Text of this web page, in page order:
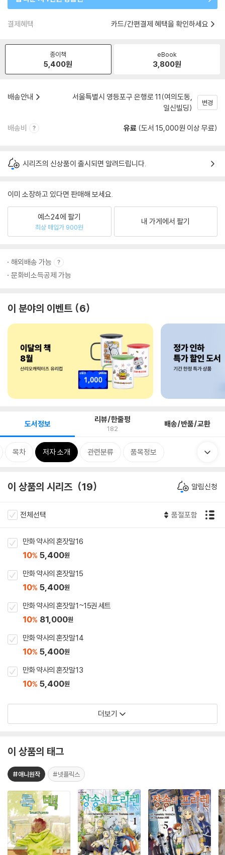
결제혜택 카드/간편결제 혜택을 확인하세요
종이책
5,400원
eBook
3,800원
배송안내
서울특별시 영등포구 은행로 11(여의도동,
일신빌딩)
변경
배송비 유료 (도서 15,000원 이상 무료)
시리즈의 신상품이 출시되면 알려드립니다.
이미 소장하고 있다면 판매해 보세요.
예스24에 팔기
최상 매입가 900원
내 가게에서 팔기
해외배송 가능
문화비소득공제 가능
이 분야의 이벤트 6
도서정보 리뷰/한줄평
182 배송/반품/교환
목차 저자 소개 관련분류 품목정보
이 상품의 시리즈 19 알림신청
전체선택 품절포함
만화 약사의 혼잣말 16
10% 5,400원
만화 약사의 혼잣말 15
10% 5,400원
만화 약사의 혼잣말 1~15권 세트
10% 81,000원
만화 약사의 혼잣말 14
10% 5,400원
만화 약사의 혼잣말 13
10% 5,400원
더보기
이 상품의 태그
#애니원작 #넷플릭스